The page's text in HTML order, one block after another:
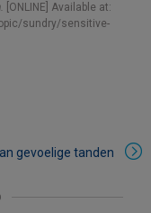
[ONLINE] Available at:
sundry/sensitive-
gevoelige tanden